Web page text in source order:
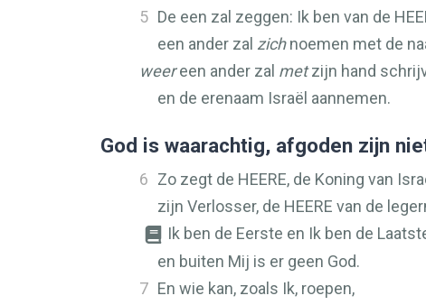
5 De een zal zeggen: Ik ben van de
een ander zal zichnoemen met de
weereen ander zal metzijn hand
en de erenaam Israël aannemen.
God is waarachtig, afgoden zijn
6 Zo zegt de HEERE, de Koning van
zijn Verlosser, de HEERE van de
Ik ben de Eerste en Ik ben de
en buiten Mij is er geen God.
7 En wie kan, zoals Ik, roepen,